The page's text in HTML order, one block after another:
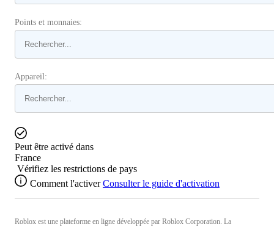
Points et monnaies:
Appareil:
Peut être activé dans
France
Vérifiez les restrictions de pays
Comment l'activer Consulter le guide d'activation
Roblox est une plateforme en ligne développée par Roblox Corporation. La